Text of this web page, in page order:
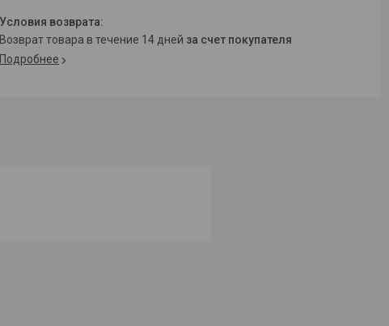
возврат товара в течение 14 дней за счет покупателя
Подробнее